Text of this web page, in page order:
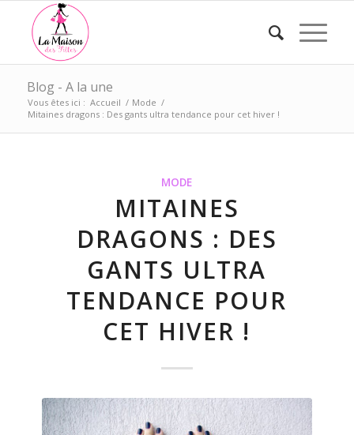
Blog - A la une
Vous êtes ici : Accueil / Mode /
Mitaines dragons : Des gants ultra tendance pour cet hiver !
MODE
MITAINES
DRAGONS : DES
GANTS ULTRA
TENDANCE POUR
CET HIVER !